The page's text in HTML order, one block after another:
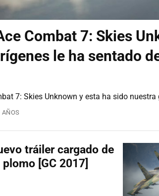
Combat 7: Skies
le ha sentado
7: Skies Unknown y esta ha sido nuestra
AÑOS
tráiler cargado de
[GC 2017]